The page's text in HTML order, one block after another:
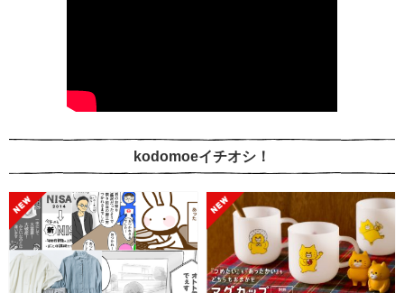
kodomoeイチオシ！